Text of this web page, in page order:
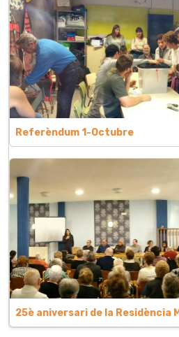
Referèndum 1-Octubre
25è aniversari de la Residència